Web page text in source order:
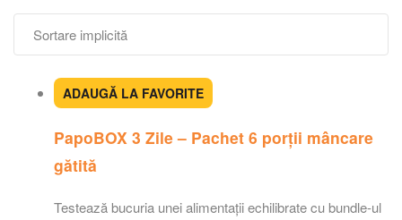
ADAUGĂ LA FAVORITE
PapoBOX 3 Zile – Pachet 6 porții mâncare
gătită
Testează bucuria unei alimentații echilibrate cu bundle-ul